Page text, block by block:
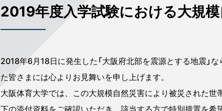
2019年度入学試験における大規
2018年6月18日に発生した「大阪府北部を震源とする地震」
た皆さまには心よりお見舞いを申し上げます。
大阪体育大学では、この大規模自然災害により被災された
下の添付資料をご確認いただき、該当する方で特別措置を希